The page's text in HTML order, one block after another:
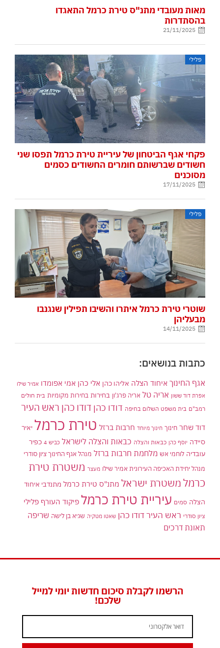
מאות מעובדי מתנ"ס טירת כרמל התאגדו
בהסתדרות
21/11/2025
פלילי
פקחי אגף הביטחון של עיריית טירת כרמל תפסו שני
חשודים שברשותם חומרים החשודים כסמים
מסוכנים
17/11/2025
פלילי
שוטרי טירת כרמל איתרו והשיבו תפילין שנגנבו
מבעליהן
14/11/2025
כתבות בנושאים:
אגף החינוך איחוד הצלה אליהו כהן אלי כהן אמי אפומדו אמיר שילו
אפרת דוד ששון אריה טל אריה פרג'ון בחירות בחירות מקומיות בית חולים
רמב"ם בית משפט השלום בחיפה דודו כהן דודו כהן ראש העיר
דוד שחר חינוך חינוך מיוחד חרבות ברזל טירת כרמל יאיר
סיידה יוסף כהן כבאות והצלה כבאות והצלה לישראל כביש 4
כפיר
עובדיה לוחמי אש מלחמת חרבות ברזל מנהל אגף החינוך ציון סודרי
מנהל יחידת האכיפה העירונית אמיר שילו מעצר משטרת טירת
כרמלמשטרת ישראל מתנ"ס טירת כרמל מתנדבי איחוד
הצלה סמים עיריית טירת כרמל פיקוד העורף פלילי
ציון סודרי ראש העיר דודו כהן שאטו מטקיה שגיא בן לישה שריפה
תאונת דרכים
הרשמו לקבלת סיכום חדשות יומי למייל
שלכם!